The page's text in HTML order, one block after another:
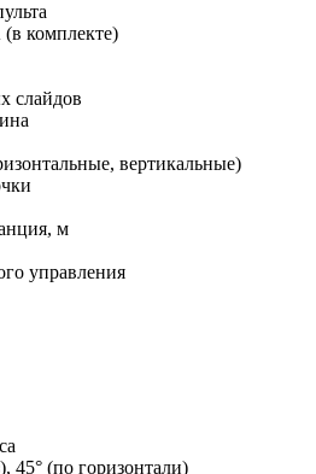
комплекте)
слайдов
вертикальные)
м
управления
45° (по горизонтали)